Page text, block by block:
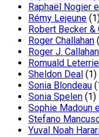
Raphaël Nogier
Rémy Lejeune
Robert Becker &
Roger Challahan
Roger J. Callahan
Romuald
Sheldon Deal (1)
Sonia Blondeau
Sonia Spelen (1)
Sophie Madoun
Stefano
Yuval Noah